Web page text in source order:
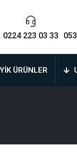
0224 223 03 33
ÜRÜNLER